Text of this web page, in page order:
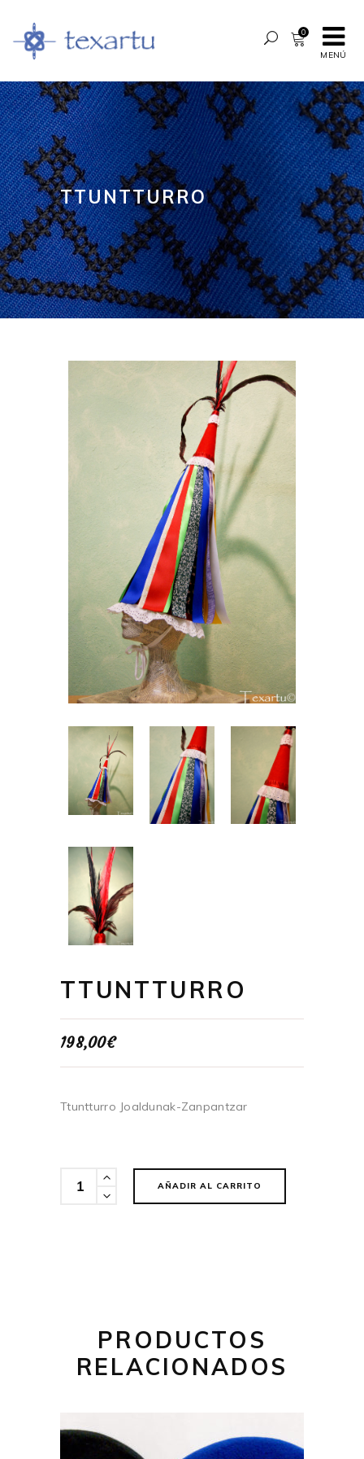
MENÚ
0
TTUNTTURRO
TTUNTTURRO
198,00€
Ttuntturro Joaldunak-Zanpantzar
Cantidad
AÑADIR AL CARRITO
PRODUCTOS
RELACIONADOS